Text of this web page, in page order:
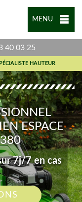
MENU
40 03 25
HAUTEUR
ESPACE
7j/7 en cas